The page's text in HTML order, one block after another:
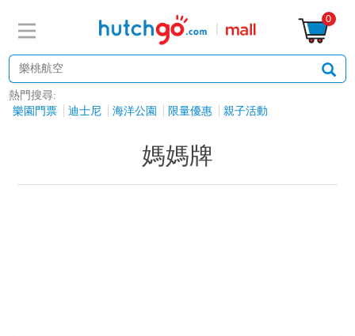
0
熱門搜尋:
樂園門票
迪士尼 海洋公園 限量優惠 親子活動
媽媽牌